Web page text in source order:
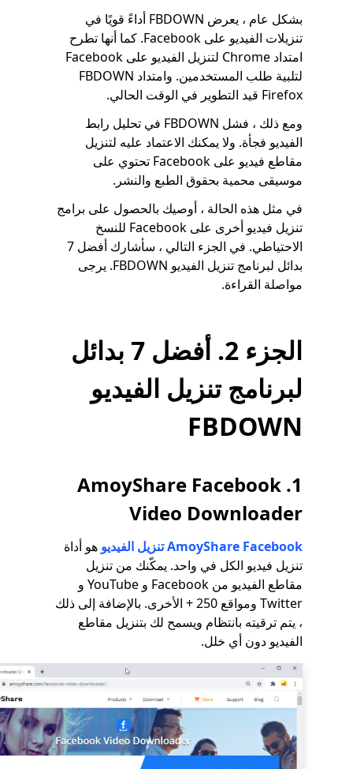
بشكل عام ، يعرض FBDOWN أداءً قويًا في
تنزيلات الفيديو على Facebook. كما أنها تطرح
امتداد Chrome لتنزيل الفيديو على Facebook
لتلبية طلب المستخدمين. وامتداد FBDOWN
ومع ذلك ، فشل FBDOWN في تحليل رابط
الفيديو فجأة. ولا يمكنك الاعتماد عليه لتنزيل
مقاطع فيديو على Facebook تحتوي على
موسيقى محمية بحقوق الطبع والنشر.
في مثل هذه الحالة ، أوصيك بالحصول على برامج
تنزيل فيديو أخرى على Facebook للنسخ
الاحتياطي. في الجزء التالي ، سأشارك أفضل 7
بدائل لبرنامج تنزيل الفيديو FBDOWN. يرجى
مواصلة القراءة.
الجزء 2. أفضل 7 بدائل
لبرنامج تنزيل الفيديو
FBDOWN
1. AmoyShare Facebook
Video Downloader
AmoyShare Facebook تنزيل الفيديو
هو أداة
تنزيل فيديو الكل في واحد. يمكّنك من تنزيل
مقاطع الفيديو من Facebook و YouTube و
Twitter ومواقع 250 + الأخرى. بالإضافة إلى ذلك
، يتم ترقيته بانتظام ويسمح لك بتنزيل مقاطع
الفيديو دون أي خلل.